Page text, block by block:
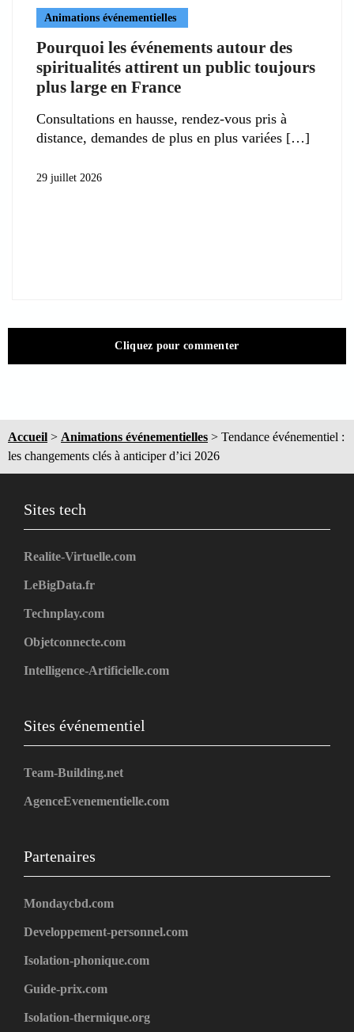
Animations événementielles
Pourquoi les événements autour des
spiritualités attirent un public toujours
plus large en France
Consultations en hausse, rendez-vous pris à
distance, demandes de plus en plus variées
29 juillet 2026
Cliquez pour commenter
Accueil > Animations événementielles > Tendance événementiel :
les changements clés à anticiper d’ici 2026
Sites tech
Realite-Virtuelle.com
LeBigData.fr
Technplay.com
Objetconnecte.com
Intelligence-Artificielle.com
Sites événementiel
Team-Building.net
AgenceEvenementielle.com
Partenaires
Mondaycbd.com
Developpement-personnel.com
Isolation-phonique.com
Guide-prix.com
Isolation-thermique.org